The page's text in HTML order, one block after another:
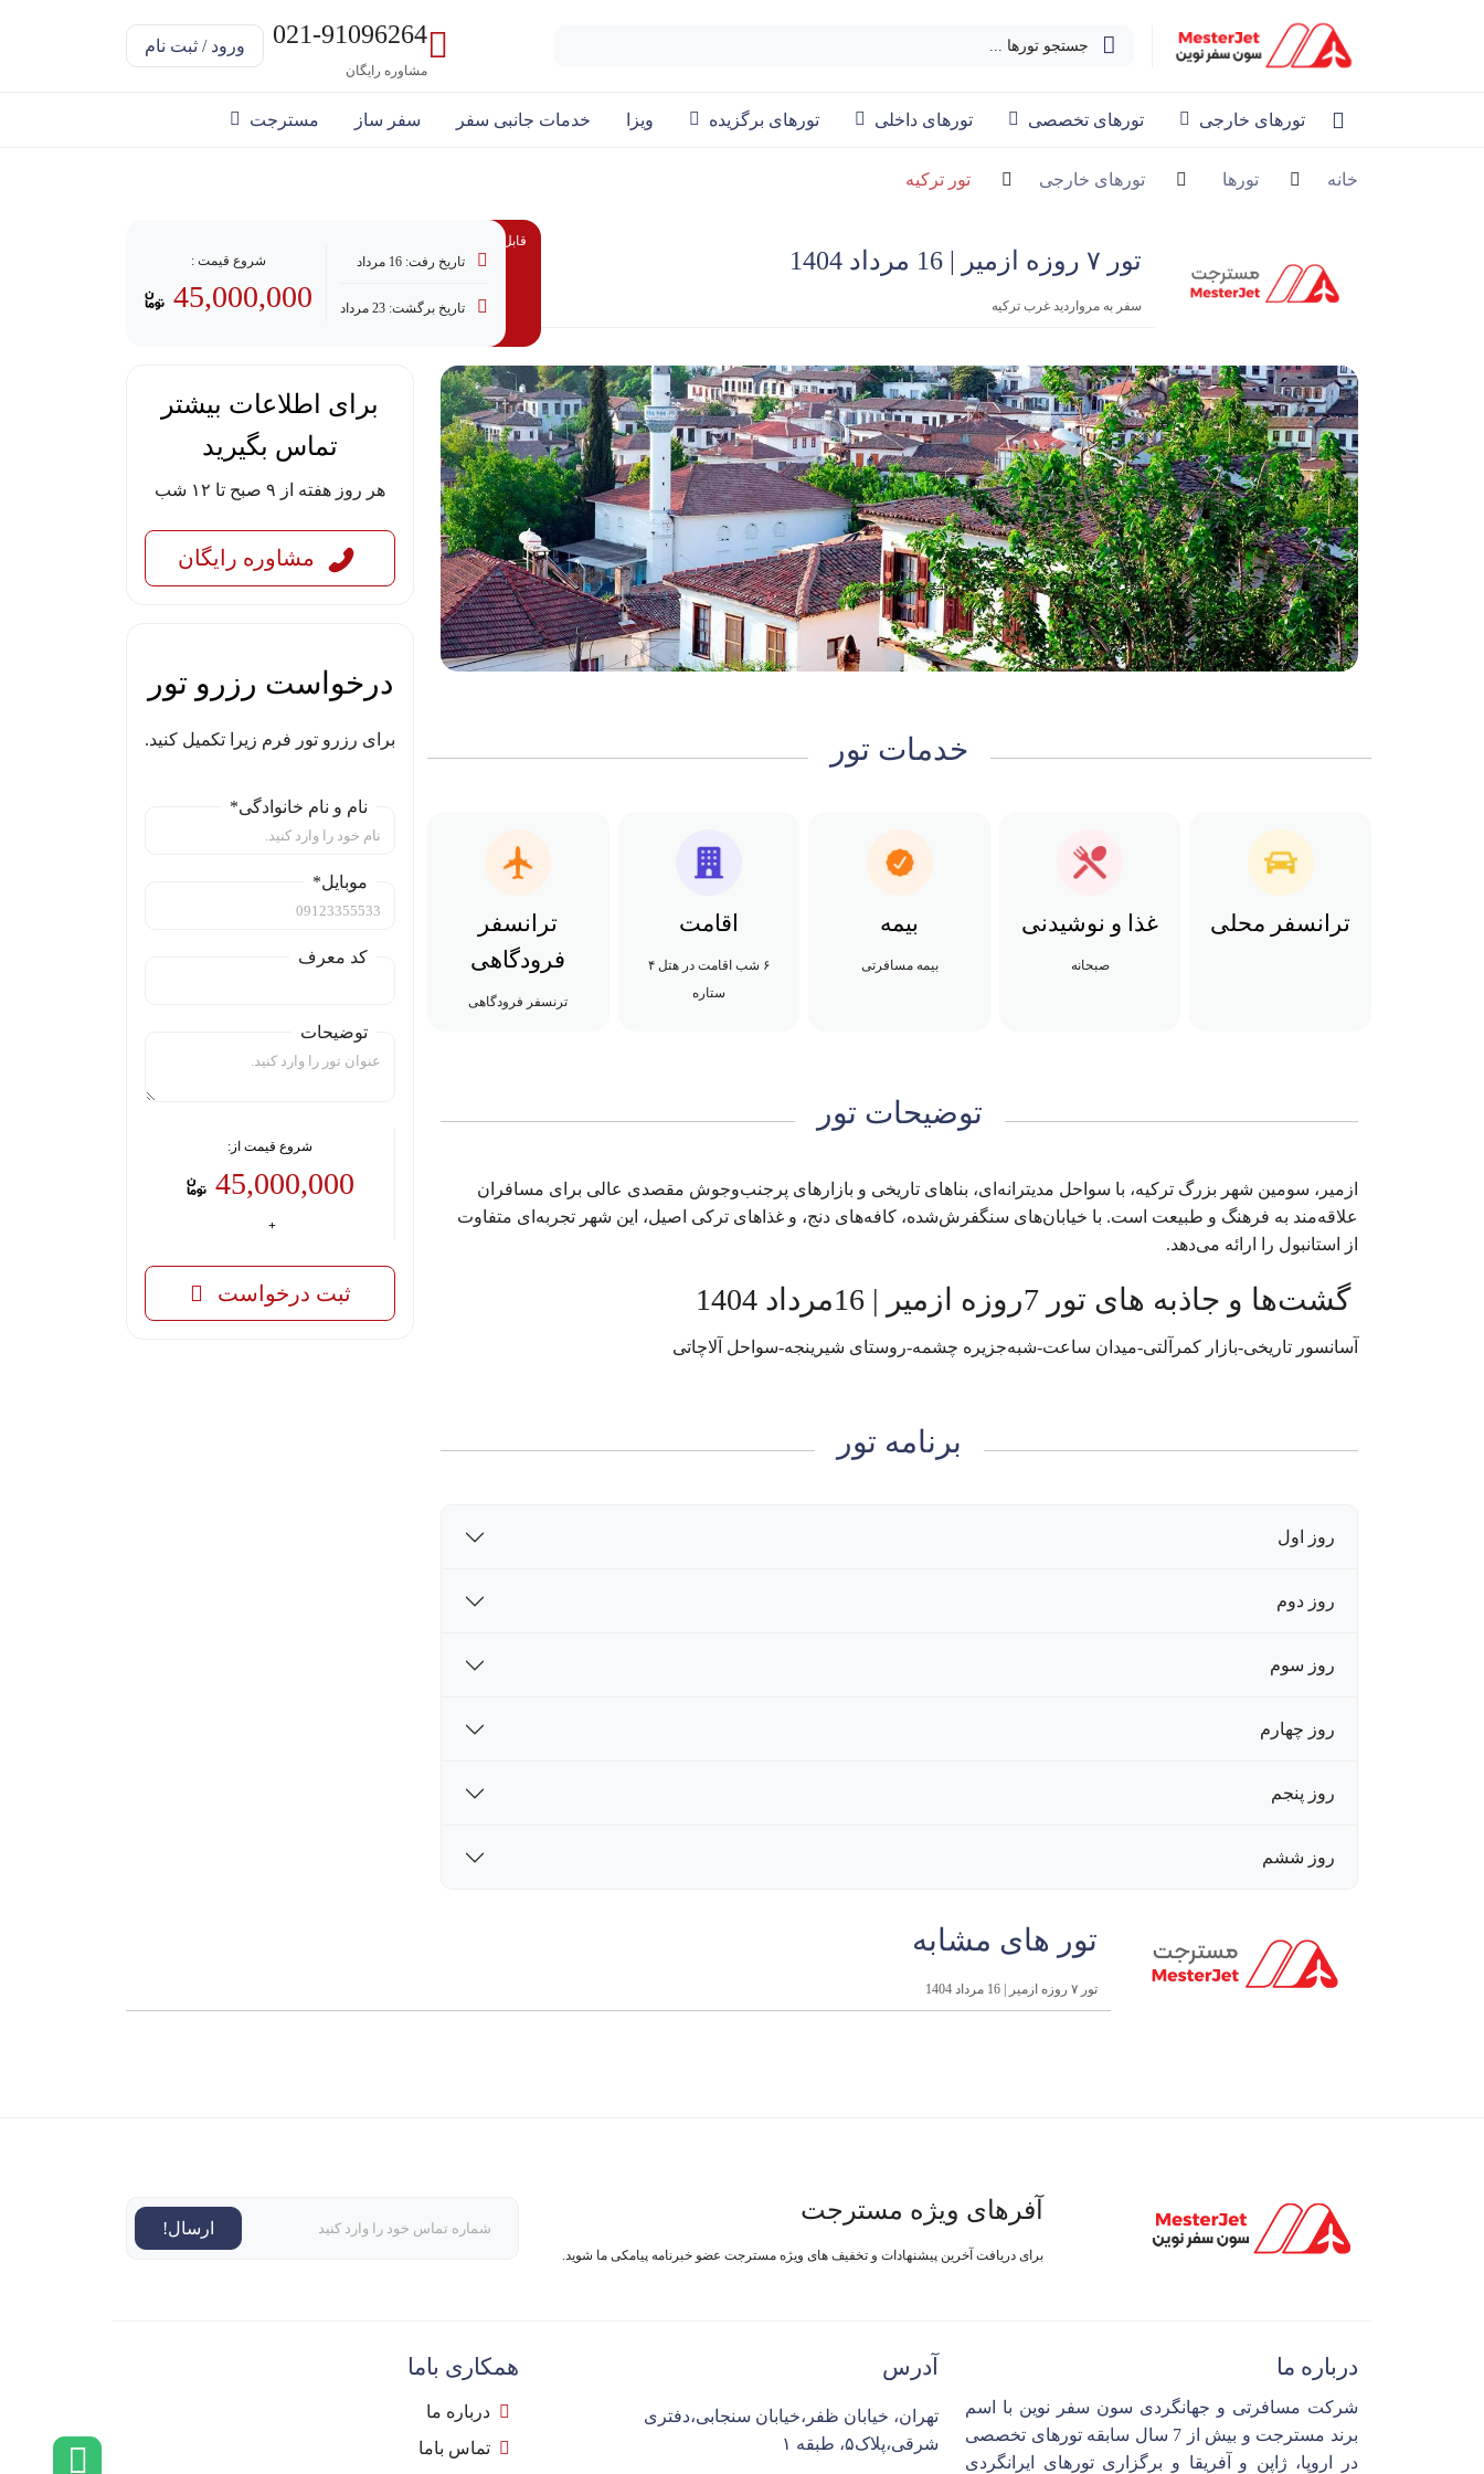
جستجو تورها ... 021-91096264
مشاوره رایگان
ورود / ثبت نام
تورهای خارجی تورهای تخصصی تورهای داخلی تورهای برگزیده ویزا خدمات جانبی سفر سفر ساز مسترجت
خانه تورها تورهای خارجی تور ترکیه
تور ۷ روزه ازمیر | 16 مرداد 1404
سفر به مرواردید غرب ترکیه
قابل پرداخت با وام
تاریخ رفت: 16 مرداد
تاریخ برگشت: 23 مرداد
شروع قیمت :
45,000,000
خدمات تور
ترانسفر محلی غذا و نوشیدنی
صبحانه
بیمه
بیمه مسافرتی
اقامت
۶ شب اقامت در هتل ۴
ستاره
ترانسفر
فرودگاهی
ترنسفر فرودگاهی
توضیحات تور
ازمیر، سومین شهر بزرگ ترکیه، با سواحل مدیترانه‌ای، بناهای تاریخی و بازارهای پرجنب‌وجوش مقصدی عالی برای مسافران
علاقه‌مند به فرهنگ و طبیعت است. با خیابان‌های سنگفرش‌شده، کافه‌های دنج، و غذاهای ترکی اصیل، این شهر تجربه‌ای متفاوت
از استانبول را ارائه می‌دهد.
گشت‌ها و جاذبه های تور‌ 7روزه ازمیر | 16مرداد 1404
آسانسور تاریخی-بازار کمرآلتی-میدان ساعت-شبه‌جزیره چشمه-روستای شیرینجه-سواحل آلاچاتی
برنامه تور
روز اول
روز دوم
روز سوم
روز چهارم
روز پنجم
روز ششم
برای اطلاعات بیشتر
تماس بگیرید
هر روز هفته از ۹ صبح تا ۱۲ شب
مشاوره رایگان
درخواست رزرو تور
برای رزرو تور فرم زیرا تکمیل کنید.
نام و نام خانوادگی*
موبایل*
کد معرف
توضیحات
شروع قیمت از:
45,000,000
ثبت درخواست
تور های مشابه
تور ۷ روزه ازمیر | 16 مرداد 1404
آفرهای ویژه مسترجت
برای دریافت آخرین پیشنهادات و تخفیف های ویژه مسترجت عضو خبرنامه پیامکی ما شوید.
ارسال!
درباره ما
شرکت مسافرتی و جهانگردی سون سفر نوین با اسم
برند مسترجت و بیش از 7 سال سابقه تورهای تخصصی
در اروپا، ژاپن و آفریقا و برگزاری تورهای ایرانگردی
آدرس
تهران، خیابان ظفر،خیابان سنجابی،دفتری
شرقی،پلاک۵، طبقه ۱
همکاری باما
درباره ما
تماس باما